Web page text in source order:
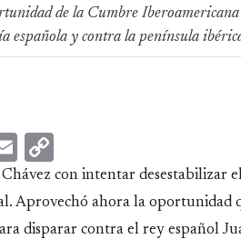
de la Cumbre
española y contra la península
Email
Link
con intentar desestabilizar
Aprovechó ahora la oportunidad
disparar contra el rey español